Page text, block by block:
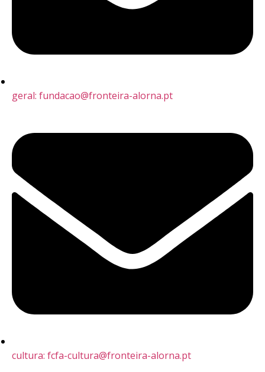
geral: fundacao@fronteira-alorna.pt
cultura: fcfa-cultura@fronteira-alorna.pt